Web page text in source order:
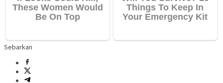
Sebarkan